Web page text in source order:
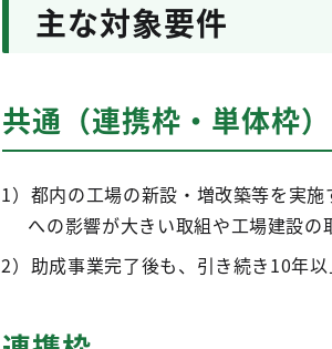
主な対象要件
共通（連携枠・単体枠）
1）都内の工場の新設・増改築等を実
への影響が大きい取組や工場建設の
2）助成事業完了後も、引き続き10年